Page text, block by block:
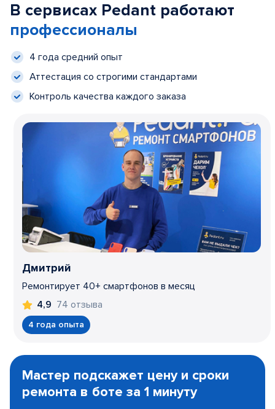
В сервисах Pedant работают
профессионалы
4 года средний опыт
Аттестация со строгими стандартами
Контроль качества каждого заказа
Дмитрий
Ремонтирует 40+ смартфонов в месяц
4,9 74 отзыва
4 года опыта
1
Мастер подскажет цену и сроки
ремонта в боте за 1 минуту